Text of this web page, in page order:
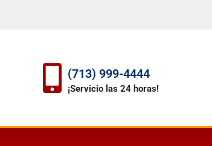
(713) 999-4444
¡Servicio las 24 horas!